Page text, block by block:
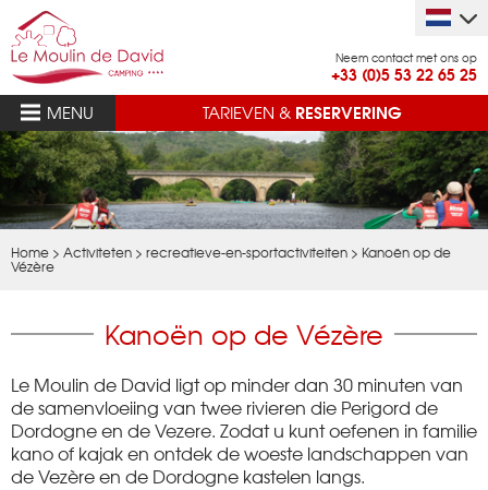
Neem contact met ons op
+33 (0)5 53 22 65 25
MENU
TARIEVEN & RESERVERING
Home > Activiteten > recreatieve-en-sportactiviteiten > Kanoën op de
Vézère
Kanoën op de Vézère
Le Moulin de David ligt op minder dan 30 minuten van
de samenvloeiing van twee rivieren die Perigord de
Dordogne en de Vezere. Zodat u kunt oefenen in familie
kano of kajak en ontdek de woeste landschappen van
de Vezère en de Dordogne kastelen langs.